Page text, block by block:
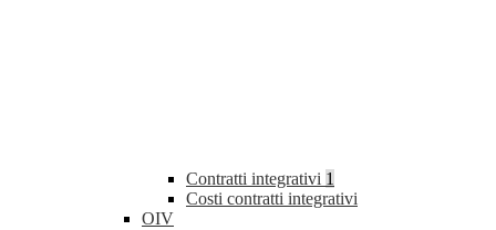
Contratti integrativi 1
Costi contratti integrativi
OIV